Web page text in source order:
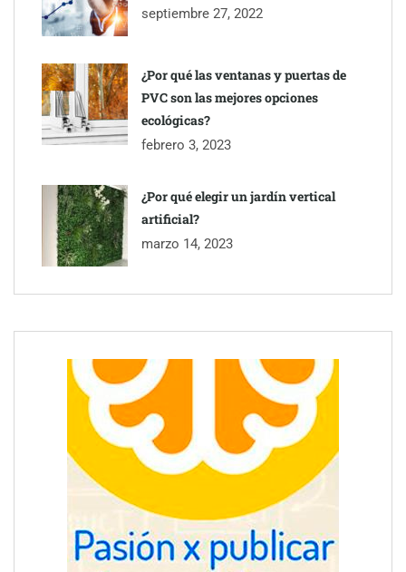
septiembre 27, 2022
¿Por qué las ventanas y puertas de
PVC son las mejores opciones
ecológicas?
febrero 3, 2023
¿Por qué elegir un jardín vertical
artificial?
marzo 14, 2023